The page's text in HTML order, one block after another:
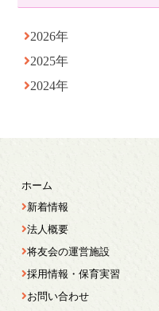
2026年
2025年
2024年
ホーム
新着情報
法人概要
将友会の運営施設
採用情報・保育実習
お問い合わせ